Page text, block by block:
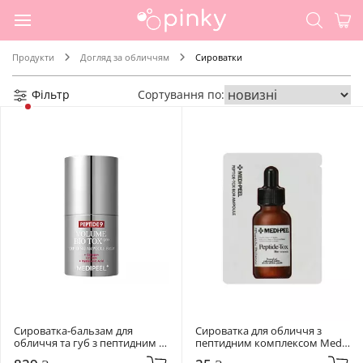
Продукти Догляд за обличчям Сироватки
Фільтр Сортування по:
Сироватка-бальзам для
обличчя та губ з пептидним
комплексом Medi-Peel 14 мл
Сироватка для обличчя з
пептидним комплексом Medi-